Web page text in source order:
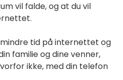
vil falde, og at du vil
tid på internettet og
familie og dine venner,
ikke, med din telefon